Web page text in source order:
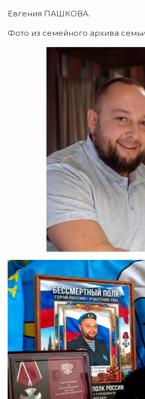
Евгения ПАШКОВА.
Фото из семейного архива